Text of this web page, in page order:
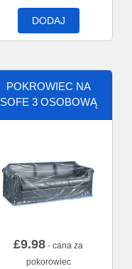
DODAJ
POKROWIEC NA
SOFE 3 OSOBOWĄ
£9.98 - cana za
pokorowiec